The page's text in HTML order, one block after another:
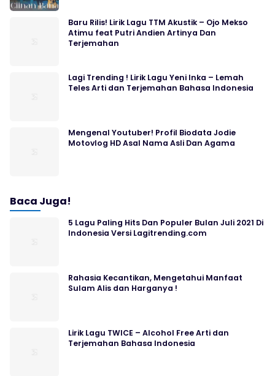
Baru Rilis! Lirik Lagu TTM Akustik – Ojo Mekso
Atimu feat Putri Andien Artinya Dan
Terjemahan
Lagi Trending ! Lirik Lagu Yeni Inka – Lemah
Teles Arti dan Terjemahan Bahasa Indonesia
Mengenal Youtuber! Profil Biodata Jodie
Motovlog HD Asal Nama Asli Dan Agama
Baca Juga!
5 Lagu Paling Hits Dan Populer Bulan Juli 2021 Di
Indonesia Versi Lagitrending.com
Rahasia Kecantikan, Mengetahui Manfaat
Sulam Alis dan Harganya !
Lirik Lagu TWICE – Alcohol Free Arti dan
Terjemahan Bahasa Indonesia